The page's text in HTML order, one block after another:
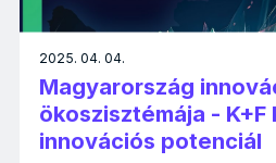
2025. 04. 04.
Magyarország
ökoszisztémája -
innovációs potenciál